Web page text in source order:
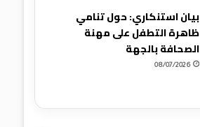
بيان استنكاري: حول تنامي
ظاهرة التطفل على مهنة
الصحافة بالجهة
08/07/2026